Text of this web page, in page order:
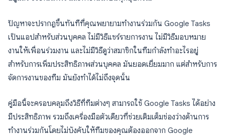
ปัญหาจะปรากฏขึ้นทันทีที่คุณพยายามทำงานร่วมกัน Google Tasks
เป็นแอปสำหรับส่วนบุคคล ไม่มีวิธีแชร์รายการงาน ไม่มีวิธีมอบหมาย
งานให้เพื่อนร่วมงาน และไม่มีวิธีดูว่าสมาชิกในทีมกำลังทำอะไรอยู่
สำหรับการเพิ่มประสิทธิภาพส่วนบุคคล มันยอดเยี่ยมมาก แต่สำหรับการ
จัดการงานของทีม มันยังทำได้ไม่ถึงจุดนั้น
คู่มือนี้จะครอบคลุมถึงวิธีที่ทีมต่างๆ สามารถใช้ Google Tasks ได้อย่าง
มีประสิทธิภาพ รวมถึงเครื่องมือตัวเดียวที่ช่วยเติมเต็มช่องว่างด้านการ
ทำงานร่วมกันโดยไม่บังคับให้ทีมของคุณต้องออกจาก Google